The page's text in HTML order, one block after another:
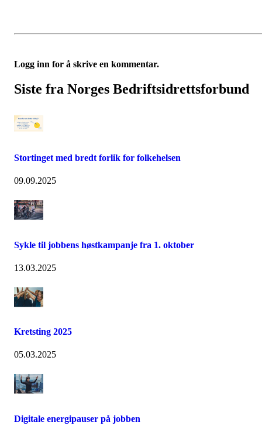
Logg inn for å skrive en kommentar.
Siste fra Norges Bedriftsidrettsforbund
Stortinget med bredt forlik for folkehelsen
09.09.2025
Sykle til jobbens høstkampanje fra 1. oktober
13.03.2025
Kretsting 2025
05.03.2025
Digitale energipauser på jobben